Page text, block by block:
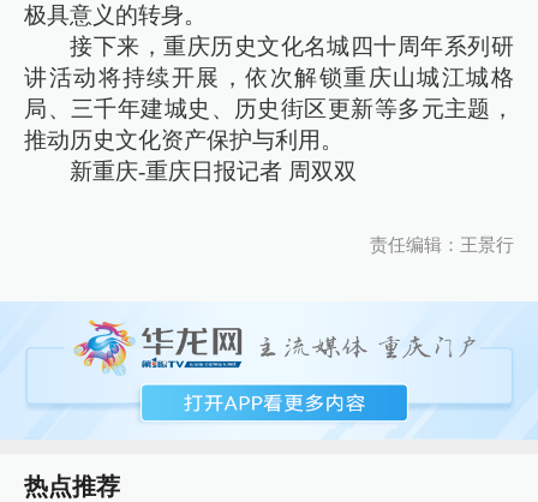
极具意义的转身。
接下来，重庆历史文化名城四十周年系列研
讲活动将持续开展，依次解锁重庆山城江城格
局、三千年建城史、历史街区更新等多元主题，
推动历史文化资产保护与利用。
新重庆-重庆日报记者 周双双
责任编辑：王景行
热点推荐